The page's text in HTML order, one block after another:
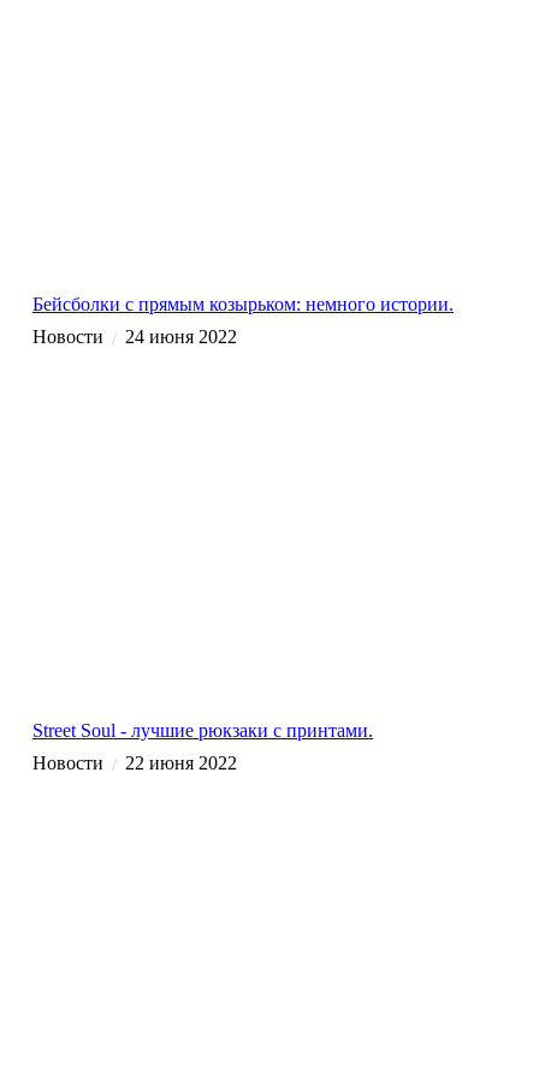
Бейсболки с прямым козырьком: немного истории.
Новости / 24 июня 2022
Street Soul - лучшие рюкзаки с принтами.
Новости / 22 июня 2022